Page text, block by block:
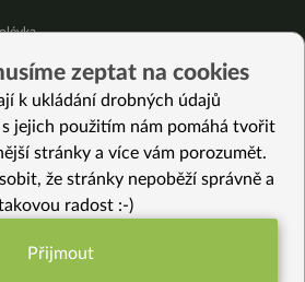
ořechy
cibulkou
zeptat na cookies
k ukládání drobných údajů
s jejich použitím nám pomáhá tvořit
stránky a více vám porozumět.
že stránky nepoběží správně a
radost :-)
potřebujeme (vždy
Přijmout